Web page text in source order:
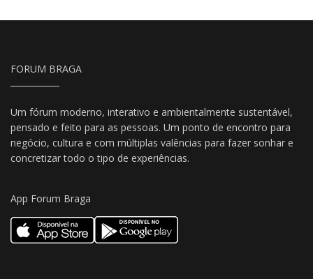
FORUM BRAGA
Um fórum moderno, interativo e ambientalmente sustentável,
pensado e feito para as pessoas. Um ponto de encontro para
negócio, cultura e com múltiplas valências para fazer sonhar e
concretizar todo o tipo de experiências.
App Forum Braga